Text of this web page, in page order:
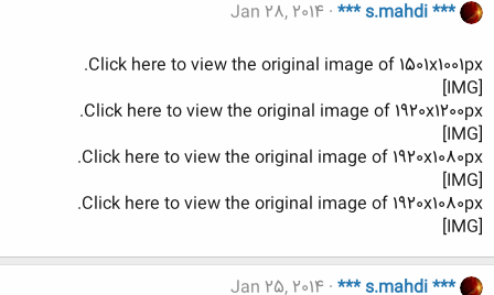
*** s.mahdi ***
Jan 28, 2014
Click here to view the original image of 1501x1001px.
[IMG]
Click here to view the original image of 1920x1200px.
[IMG]
Click here to view the original image of 1920x1080px.
[IMG]
Click here to view the original image of 1920x1080px.
[IMG]
*** s.mahdi ***
Jan 25, 2014